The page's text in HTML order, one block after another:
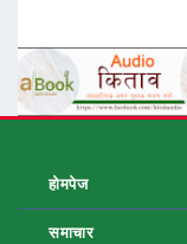
होमपेज
समाचार